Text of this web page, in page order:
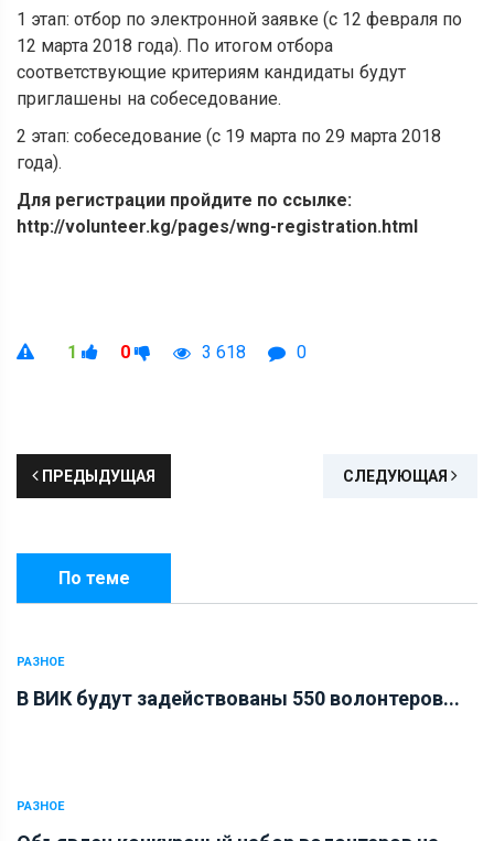
1 этап: отбор по электронной заявке (с 12 февраля по
12 марта 2018 года). По итогом отбора
соответствующие критериям кандидаты будут
приглашены на собеседование.
2 этап: собеседование (с 19 марта по 29 марта 2018
года).
Для регистрации пройдите по ссылке:
http://volunteer.kg/pages/wng-registration.html
1 0 3 618 0
ПРЕДЫДУЩАЯ СЛЕДУЮЩАЯ
По теме
РАЗНОЕ
В ВИК будут задействованы 550 волонтеров...
РАЗНОЕ